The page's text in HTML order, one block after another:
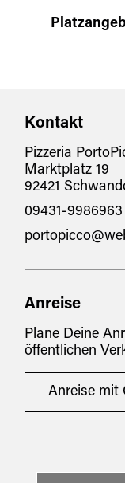
Sitzplätze
Kontakt
Pizzeria
Marktplatz 19
92421
09431-9986963
Anreise
Plane Deine
öffentlichen
Anreise mit